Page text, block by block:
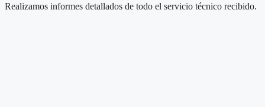
Realizamos informes detallados de todo el servicio técnico recibido.